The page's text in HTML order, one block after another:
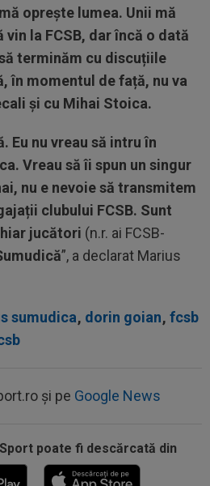
oprește lumea. Unii mă
la FCSB, dar încă o dată
terminăm cu discuțiile
în momentul de față, nu va
și cu Mihai Stoica.
Eu nu vreau să intru în
Vreau să îi spun un singur
nu e nevoie să transmitem
clubului FCSB. Sunt
jucători (n.r. ai FCSB-
”, a declarat Marius
sumudica, dorin goian, fcsb
și pe Google News
poate fi descărcată din